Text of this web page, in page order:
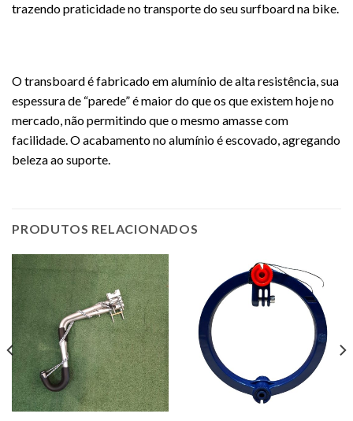
trazendo praticidade no transporte do seu surfboard na bike.
O transboard é fabricado em alumínio de alta resistência, sua
espessura de “parede” é maior do que os que existem hoje no
mercado, não permitindo que o mesmo amasse com
facilidade. O acabamento no alumínio é escovado, agregando
beleza ao suporte.
PRODUTOS RELACIONADOS